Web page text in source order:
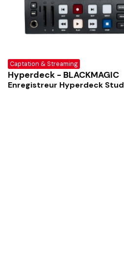
Captation & Streaming
Hyperdeck - BLACKMAGIC
Enregistreur Hyperdeck